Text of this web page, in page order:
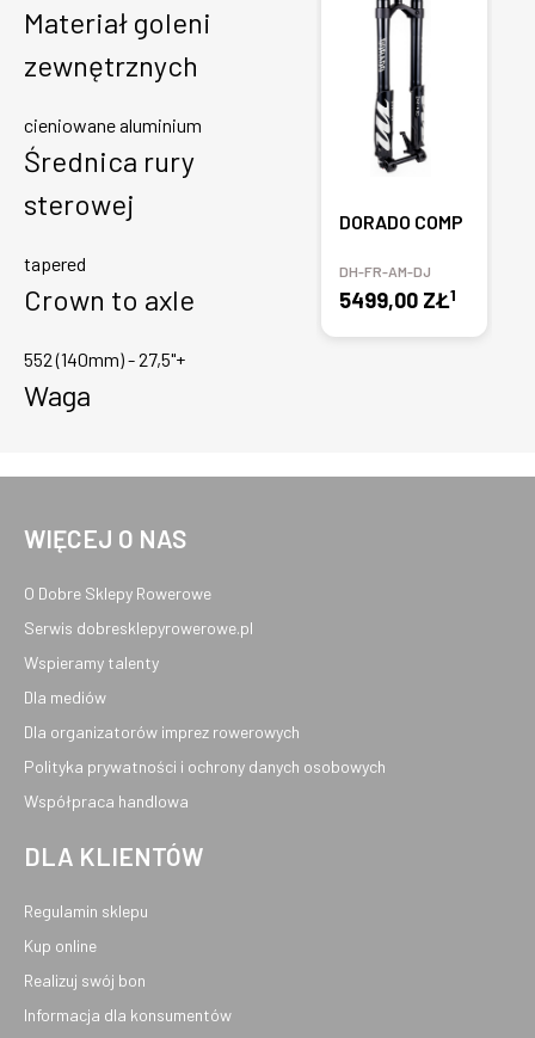
Materiał goleni
zewnętrznych
cieniowane aluminium
Średnica rury
sterowej
tapered
Crown to axle
552 (140mm) - 27,5"+
Waga
DORADO COMP
DH-FR-AM-DJ
5499,00 ZŁ1
WIĘCEJ O NAS
O Dobre Sklepy Rowerowe
Serwis dobresklepyrowerowe.pl
Wspieramy talenty
Dla mediów
Dla organizatorów imprez rowerowych
Polityka prywatności i ochrony danych osobowych
Współpraca handlowa
DLA KLIENTÓW
Regulamin sklepu
Kup online
Realizuj swój bon
Informacja dla konsumentów